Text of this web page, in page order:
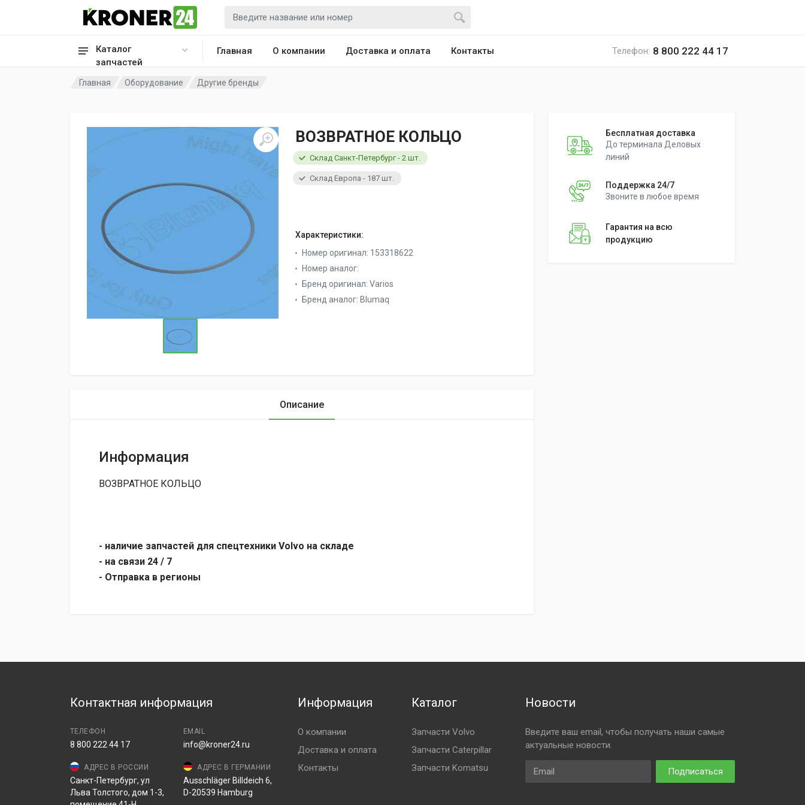
Каталог
запчастей
Главная О компании Доставка и оплата Контакты Телефон: 8 800 222 44 17
Главная Оборудование Другие бренды
ВОЗВРАТНОЕ КОЛЬЦО
Склад Санкт-Петербург - 2 шт.
Склад Европа - 187 шт.
Характеристики:
Номер оригинал: 153318622
Номер аналог:
Бренд оригинал: Varios
Бренд аналог: Blumaq
Бесплатная доставка
До терминала Деловых
линий
Поддержка 24/7
Звоните в любое время
Гарантия на всю
продукцию
Описание
Информация
ВОЗВРАТНОЕ КОЛЬЦО
- наличие запчастей для спецтехники Volvo на складе
- на связи 24 / 7
- Отправка в регионы
Контактная информация
ТЕЛЕФОН
8 800 222 44 17
EMAIL
info@kroner24.ru
АДРЕС В РОССИИ
Санкт-Петербург, ул
Льва Толстого, дом 1-3,
АДРЕС В ГЕРМАНИИ
Ausschläger Billdeich 6,
D-20539 Hamburg
Информация
О компании
Доставка и оплата
Контакты
Каталог
Запчасти Volvo
Запчасти Caterpillar
Запчасти Komatsu
Новости
Введите ваш email, чтобы получать наши самые
актуальные новости.
Email
Подписаться